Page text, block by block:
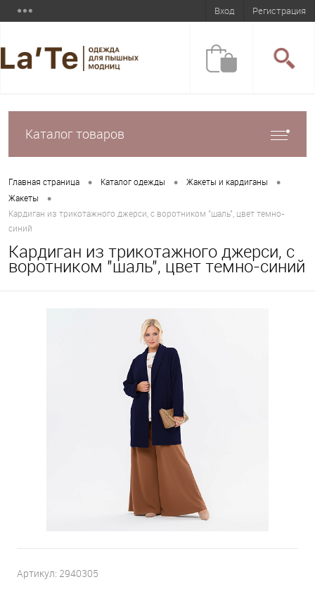
Вход Регистрация
Каталог товаров
Главная страница • Каталог одежды • Жакеты и кардиганы •
Жакеты •
Кардиган из трикотажного джерси, с воротником "шаль", цвет темно-
синий
Кардиган из трикотажного джерси, с
воротником "шаль", цвет темно-синий
Артикул: 2940305